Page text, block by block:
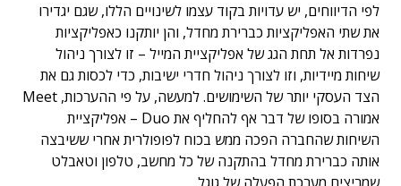
לפי הדיווחים, יש עדויות בקוד עצמו לשינויים הללו, שגם יגדירו
את שתי האפליקציות כברירת מחדל, והן יותקנו כאפליקציות
נפרדות אל תחת הגג של אפליקציית המייל – זו לצורך ניהול
שיחות מיידיות, וזו לצורך ניהול חדרי ישיבות, כדי לכסות גם את
הצד העסקי יותר של השימושים. למעשה, על פי ההערכות, Meet
אמורה בסופו של דבר אף להחליף את Duo – אפליקציית
השיחות שהחברה הפכה ממש בכוח לפופולרית אחרי ששיבצה
אותה כברירת מחדל בהתקנה של כל מחשב, טלפון וטאבלט